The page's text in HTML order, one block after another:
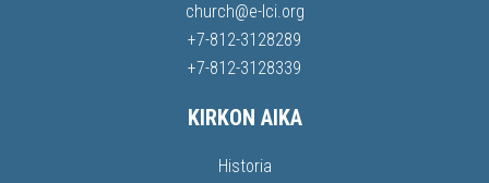
church@e-lci.org
+7-812-3128289
+7-812-3128339
KIRKON AIKA
Historia